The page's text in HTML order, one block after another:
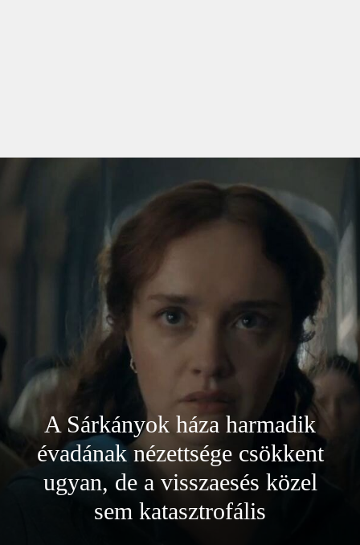
A Sárkányok háza harmadik
évadának nézettsége csökkent
ugyan, de a visszaesés közel
sem katasztrofális